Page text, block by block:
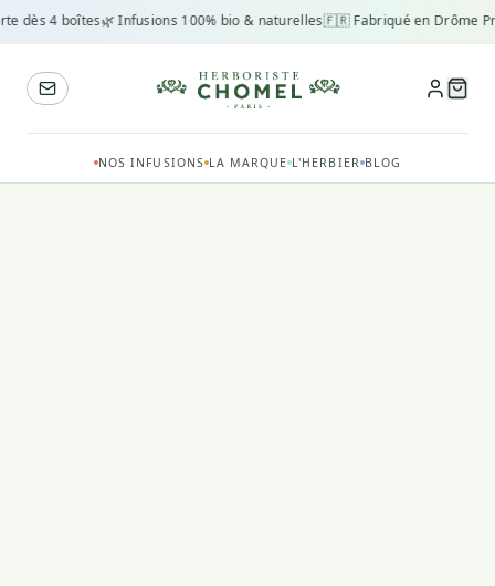
dès 4 boîtes🌿 Infusions 100% bio & naturelles🇫🇷 Fabriqué en Drôme
NOS INFUSIONS LA MARQUE L'HERBIER BLOG